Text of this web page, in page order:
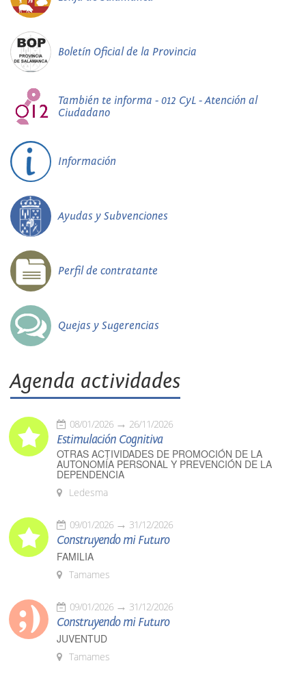
Boletín Oficial de la Provincia
También te informa - 012 CyL - Atención al
Ciudadano
Información
Ayudas y Subvenciones
Perfil de contratante
Quejas y Sugerencias
Agenda actividades
08/01/2026 26/11/2026
Estimulación Cognitiva
OTRAS ACTIVIDADES DE PROMOCIÓN DE LA
AUTONOMÍA PERSONAL Y PREVENCIÓN DE LA
DEPENDENCIA
Ledesma
09/01/2026 31/12/2026
Construyendo mi Futuro
FAMILIA
Tamames
09/01/2026 31/12/2026
Construyendo mi Futuro
JUVENTUD
Tamames